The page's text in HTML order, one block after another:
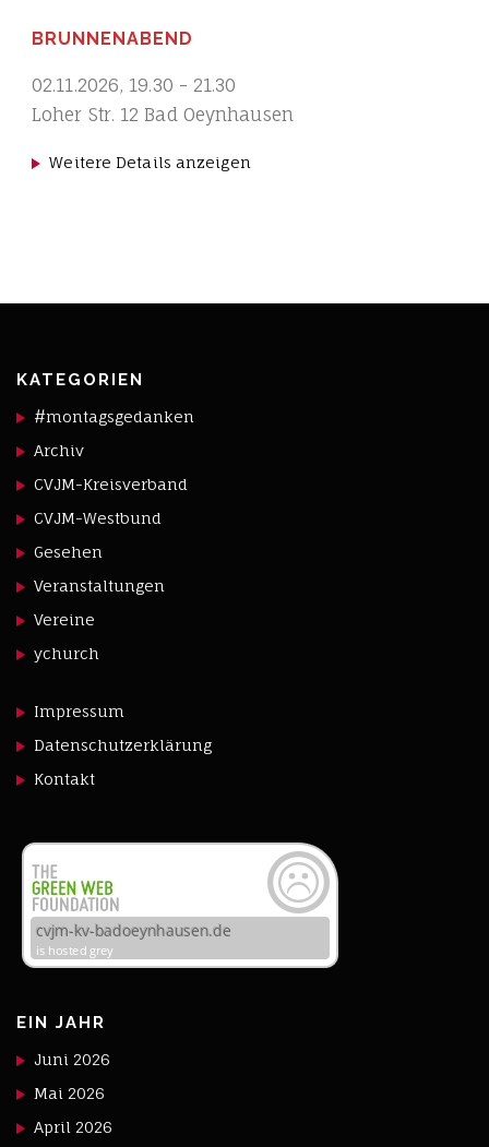
BRUNNENABEND
02.11.2026, 19.30 -21.30
Loher Str. 12 Bad Oeynhausen
Weitere Details anzeigen
KATEGORIEN
#montagsgedanken
Archiv
CVJM-Kreisverband
CVJM-Westbund
Gesehen
Veranstaltungen
Vereine
ychurch
Impressum
Datenschutzerklärung
Kontakt
EIN JAHR
Juni 2026
Mai 2026
April 2026